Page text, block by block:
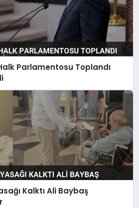
Parlamentosu Toplandı
Kalktı Ali Baybaş